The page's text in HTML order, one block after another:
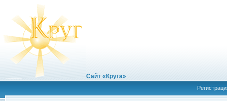
Сайт «Круга»